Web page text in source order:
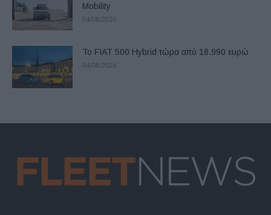
Mobility
04/08/2026
Το FIAT 500 Hybrid τώρα από 18.990 ευρώ
04/08/2026